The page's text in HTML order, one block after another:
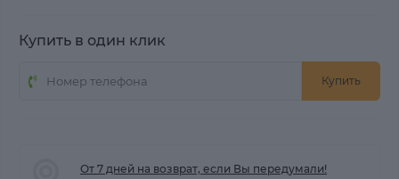
Купить в один клик
Купить
От 7 дней на возврат, если Вы передумали!